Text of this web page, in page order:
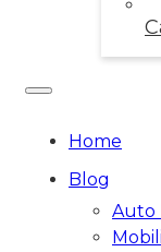
Home
Blog
Auto